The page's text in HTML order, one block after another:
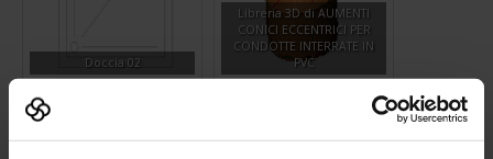
Doccia 02
Libreria 3D di AUMENTI
CONICI ECCENTRICI PER
CONDOTTE INTERRATE IN
PVC